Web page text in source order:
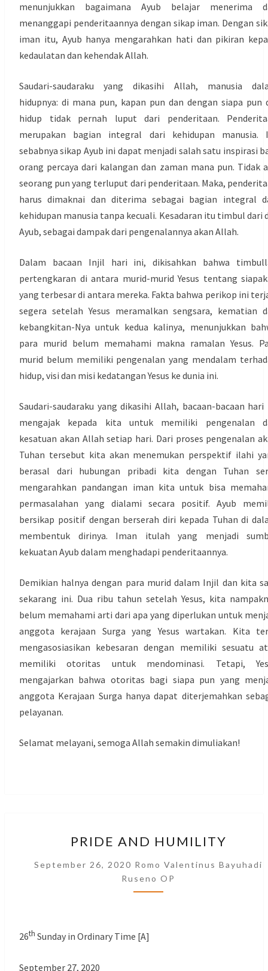
menunjukkan bagaimana Ayub belajar menerima
menanggapi penderitaannya dengan sikap iman. Dengan
iman itu, Ayub hanya mengarahkan hati dan pikiran
kedaulatan dan kehendak Allah.
Saudari-saudaraku yang dikasihi Allah, manusia
hidupnya: di mana pun, kapan pun dan dengan siapa pun
hidup tidak pernah luput dari penderitaan.
merupakan bagian integral dari kehidupan manusia.
sebabnya sikap Ayub ini dapat menjadi salah satu inspirasi
orang percaya dari kalangan dan zaman mana pun. Tidak
seorang pun yang terluput dari penderitaan. Maka,
harus dimaknai dan diterima sebagai bagian integral
kehidupan manusia tanpa kecuali. Kesadaran itu timbul dari
Ayub, sebagai dampak dari pengenalannya akan Allah.
Dalam bacaan Injil hari ini, dikisahkan bahwa
pertengkaran di antara murid-murid Yesus tentang
yang terbesar di antara mereka. Fakta bahwa perikop ini
segera setelah Yesus meramalkan sengsara, kematian
kebangkitan-Nya untuk kedua kalinya, menunjukkan
para murid belum memahami makna ramalan Yesus.
murid belum memiliki pengenalan yang mendalam
hidup, visi dan misi kedatangan Yesus ke dunia ini.
Saudari-saudaraku yang dikasihi Allah, bacaan-bacaan hari
mengajak kepada kita untuk memiliki pengenalan
kesatuan akan Allah setiap hari. Dari proses pengenalan
Tuhan tersebut kita akan menemukan perspektif ilahi
berasal dari hubungan pribadi kita dengan Tuhan
mengarahkan pandangan iman kita untuk bisa
permasalahan yang dialami secara positif. Ayub
bersikap positif dengan berserah diri kepada Tuhan di
membentuk dirinya. Iman itulah yang menjadi
kekuatan Ayub dalam menghadapi penderitaannya.
Demikian halnya dengan para murid dalam Injil dan kita
sekarang ini. Dua ribu tahun setelah Yesus, kita
belum memahami arti dari apa yang diperlukan untuk
anggota kerajaan Surga yang Yesus wartakan. Kita
mengasosiasikan kebesaran dengan memiliki sesuatu
memiliki otoritas untuk mendominasi. Tetapi,
mengajarkan bahwa otoritas bagi siapa pun yang
anggota Kerajaan Surga hanya dapat diterjemahkan
pelayanan.
Selamat melayani, semoga Allah semakin dimuliakan!
AND
HUMILITY
PRIDE AND HUMILITY
September 26, 2020 Romo Valentinus Bayuhadi
Ruseno OP
26th Sunday in Ordinary Time [A]
September 27, 2020